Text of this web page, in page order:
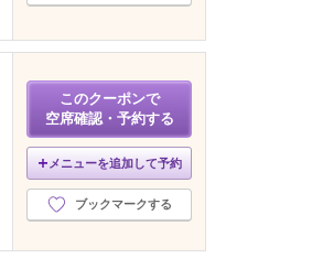
このクーポンで
空席確認・予約する
メニューを追加して予約
ブックマークする